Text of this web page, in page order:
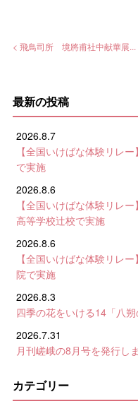
< 飛鳥司所 境將甫社中献華展...
最新の投稿
2026.8.7
【全国いけばな体験リ
で実施
2026.8.6
【全国いけばな体験リ
高等学校辻校で実施
2026.8.6
【全国いけばな体験リ
院で実施
2026.8.3
四季の花をいける14「八朔
2026.7.31
月刊嵯峨の8月号を発行し
カテゴリー